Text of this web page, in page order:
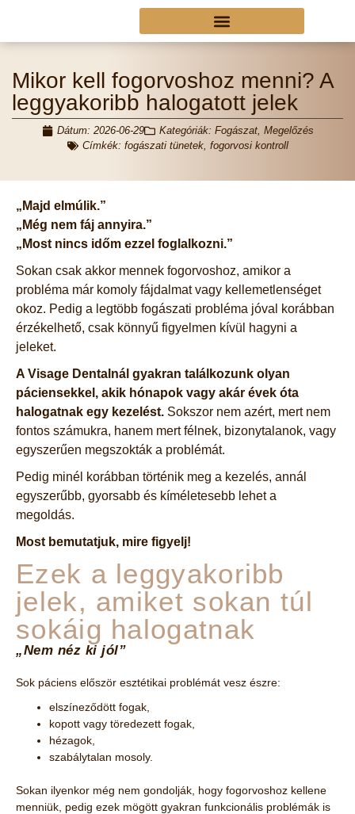
Mikor kell fogorvoshoz menni? A
leggyakoribb halogatott jelek
Dátum: 2026-06-29 Kategóriák: Fogászat, Megelőzés
Címkék: fogászati tünetek, fogorvosi kontroll
„Majd elmúlik.”
„Még nem fáj annyira.”
„Most nincs időm ezzel foglalkozni.”
Sokan csak akkor mennek fogorvoshoz, amikor a
probléma már komoly fájdalmat vagy kellemetlenséget
okoz. Pedig a legtöbb fogászati probléma jóval korábban
érzékelhető, csak könnyű figyelmen kívül hagyni a
jeleket.
A Visage Dentalnál gyakran találkozunk olyan
páciensekkel, akik hónapok vagy akár évek óta
halogatnak egy kezelést. Sokszor nem azért, mert nem
fontos számukra, hanem mert félnek, bizonytalanok, vagy
egyszerűen megszokták a problémát.
Pedig minél korábban történik meg a kezelés, annál
egyszerűbb, gyorsabb és kíméletesebb lehet a
megoldás.
Most bemutatjuk, mire figyelj!
Ezek a leggyakoribb
jelek, amiket sokan túl
sokáig halogatnak
„Nem néz ki jól”
Sok páciens először esztétikai problémát vesz észre:
elszíneződött fogak,
kopott vagy töredezett fogak,
hézagok,
szabálytalan mosoly.
Sokan ilyenkor még nem gondolják, hogy fogorvoshoz kellene
menniük, pedig ezek mögött gyakran funkcionális problémák is